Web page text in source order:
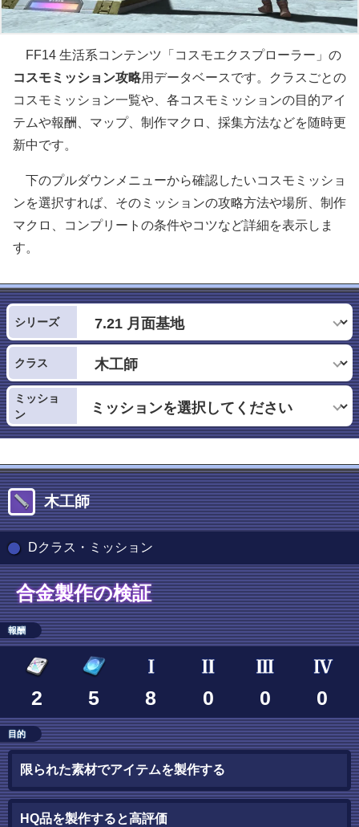
FF14 生活系コンテンツ「コスモエクスプローラー」の
コスモミッション攻略用データベースです。クラスごとの
コスモミッション一覧や、各コスモミッションの目的アイ
テムや報酬、マップ、制作マクロ、採集方法などを随時更
新中です。
下のプルダウンメニューから確認したいコスモミッショ
ンを選択すれば、そのミッションの攻略方法や場所、制作
マクロ、コンプリートの条件やコツなど詳細を表示しま
す。
シリーズ
クラス
ミッショ
ン
木工師
Dクラス・ミッション
合金製作の検証
報酬
2 5 8 0 0 0
目的
限られた素材でアイテムを製作する
HQ品を製作すると高評価